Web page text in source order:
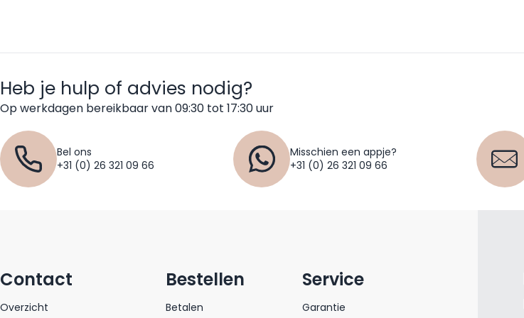
Heb je hulp of advies nodig?
Op werkdagen bereikbaar van 09:30 tot 17:30 uur
Bel ons
+31 (0) 26 321 09 66
Misschien een appje?
+31 (0) 26 321 09 66
Contact
Overzicht
Bestellen
Betalen
Service
Garantie